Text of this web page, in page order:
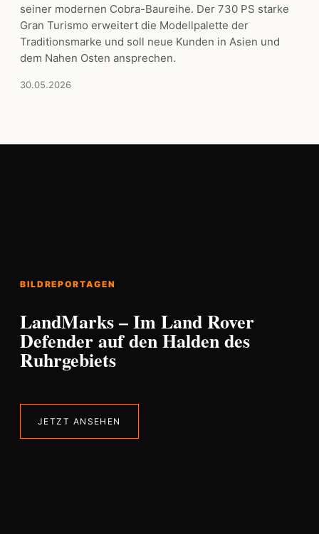
seiner modernen Cobra-Baureihe. Der 730 PS starke
Gran Turismo erweitert die Modellpalette der
Traditionsmarke und soll neue Kunden in Asien und
dem Nahen Osten ansprechen.
30.05.2026
BILDREPORTAGEN
LandMarks – Im Land Rover
Defender auf den Halden des
Ruhrgebiets
JETZT ANSEHEN